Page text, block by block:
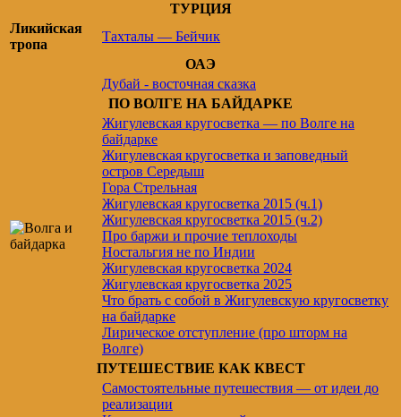
ТУРЦИЯ
Ликийская
тропа
Тахталы — Бейчик
ОАЭ
Дубай - восточная сказка
ПО ВОЛГЕ НА БАЙДАРКЕ
Жигулевская кругосветка — по Волге на
байдарке
Жигулевская кругосветка и заповедный
остров Середыш
Гора Стрельная
Жигулевская кругосветка 2015 (ч.1)
Жигулевская кругосветка 2015 (ч.2)
Про баржи и прочие теплоходы
Ностальгия не по Индии
Жигулевская кругосветка 2024
Жигулевская кругосветка 2025
Что брать с собой в Жигулевскую кругосветку
на байдарке
Лирическое отступление (про шторм на
Волге)
ПУТЕШЕСТВИЕ КАК КВЕСТ
Самостоятельные путешествия — от идеи до
реализации